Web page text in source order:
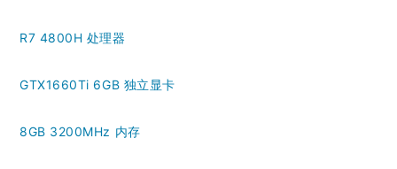
R7 4800H 处理器
GTX1660Ti 6GB 独立显卡
8GB 3200MHz 内存